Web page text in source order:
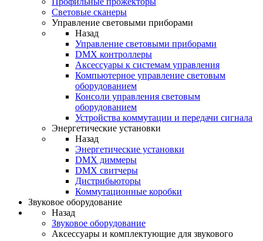
Световые сканеры
Управление световыми приборами
Назад
Управление световыми приборами
DMX контроллеры
Аксессуары к системам управления
Компьютерное управление световым
оборудованием
Консоли управления световым
оборудованием
Устройства коммутации и передачи сигнала
Энергетические установки
Назад
Энергетические установки
DMX диммеры
DMX свитчеры
Дистрибьюторы
Коммутационные коробки
Звуковое оборудование
Назад
Звуковое оборудование
Аксессуары и комплектующие для звукового